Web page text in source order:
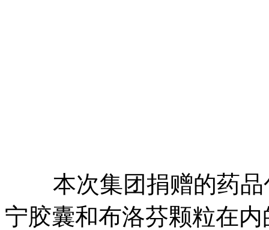
本次集团捐赠的药品
宁胶囊和布洛芬颗粒在